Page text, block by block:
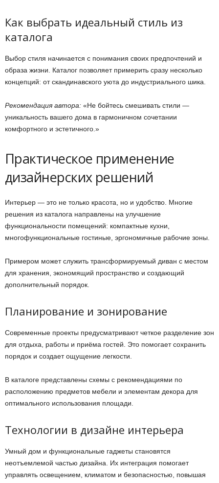
Как выбрать идеальный стиль из
каталога
Выбор стиля начинается с понимания своих предпочтений и
образа жизни. Каталог позволяет примерить сразу несколько
концепций: от скандинавского уюта до индустриального шика.
Рекомендация автора: «Не бойтесь смешивать стили —
уникальность вашего дома в гармоничном сочетании
комфортного и эстетичного.»
Практическое применение
дизайнерских решений
Интерьер — это не только красота, но и удобство. Многие
решения из каталога направлены на улучшение
функциональности помещений: компактные кухни,
многофункциональные гостиные, эргономичные рабочие зоны.
Примером может служить трансформируемый диван с местом
для хранения, экономящий пространство и создающий
дополнительный порядок.
Планирование и зонирование
Современные проекты предусматривают четкое разделение зон
для отдыха, работы и приёма гостей. Это помогает сохранить
порядок и создает ощущение легкости.
В каталоге представлены схемы с рекомендациями по
расположению предметов мебели и элементам декора для
оптимального использования площади.
Технологии в дизайне интерьера
Умный дом и функциональные гаджеты становятся
неотъемлемой частью дизайна. Их интеграция помогает
управлять освещением, климатом и безопасностью, повышая